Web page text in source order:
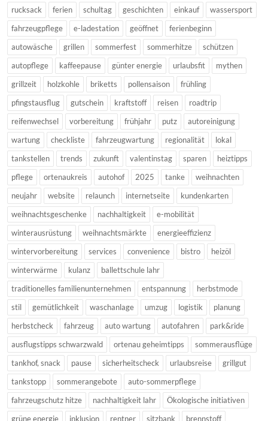
rucksack
ferien schultag geschichten einkauf
wassersport
fahrzeugpflege
e-ladestation geöffnet
ferienbeginn
autowäsche
grillen sommerfest sommerhitze
schützen
autopflege
kaffeepause günter energie urlaubsfit
mythen
grillzeit
holzkohle briketts pollensaison
frühling
pfingstausflug
gutschein kraftstoff reisen
roadtrip
reifenwechsel
vorbereitung frühjahr putz
autoreinigung
wartung
checkliste fahrzeugwartung regionalität
lokal
tankstellen
trends zukunft valentinstag sparen
heiztipps
pflege
ortenaukreis autohof 2025 tanke
weihnachten
neujahr
website relaunch internetseite
kundenkarten
weihnachtsgeschenke
nachhaltigkeit
e-mobilität
winterausrüstung
weihnachtsmärkte
energieeffizienz
wintervorbereitung
services convenience bistro
heizöl
winterwärme
kulanz
ballettschule lahr
traditionelles familienunternehmen
entspannung
herbstmode
stil
gemütlichkeit waschanlage umzug logistik
planung
herbstcheck
fahrzeug auto wartung autofahren
park&ride
ausflugstipps schwarzwald
ortenau geheimtipps
sommerausflüge
tankhof, snack
pause sicherheitscheck urlaubsreise
grillgut
tankstopp
sommerangebote
auto-sommerpflege
fahrzeugschutz hitze
nachhaltigkeit lahr
Ökologische initiativen
grüne energie
inklusion rentner sitzbank
brennstoff